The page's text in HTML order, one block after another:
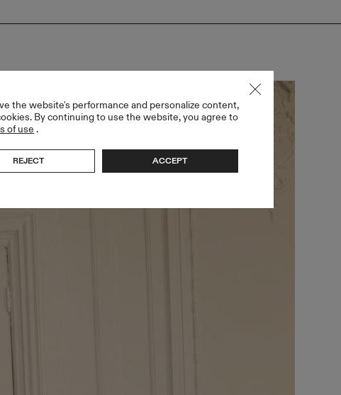
the website's performance and personalize content,
By continuing to use the website, you agree to
of use .
REJECT ACCEPT